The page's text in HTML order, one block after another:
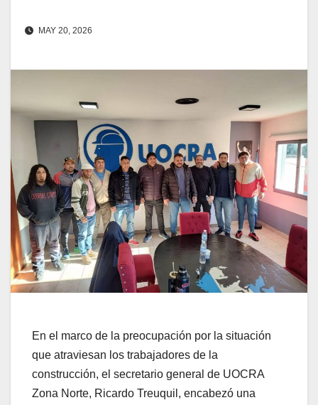
MAY 20, 2026
En el marco de la preocupación por la situación
que atraviesan los trabajadores de la
construcción, el secretario general de UOCRA
Zona Norte, Ricardo Treuquil, encabezó una